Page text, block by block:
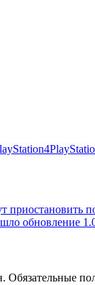
приостановить
обновление
Обязательные